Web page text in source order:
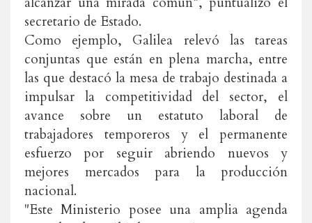
secretario de Estado.
Como ejemplo, Galilea relevó las tareas
conjuntas que están en plena marcha, entre
las que destacó la mesa de trabajo destinada a
impulsar la competitividad del sector, el
avance sobre un estatuto laboral de
trabajadores temporeros y el permanente
esfuerzo por seguir abriendo nuevos y
mejores mercados para la producción
nacional.
"Este Ministerio posee una amplia agenda